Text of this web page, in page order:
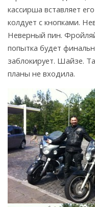
кассирша вставляет
колдует с кнопками.
Неверный пин.
попытка будет
заблокирует. Шайзе.
планы не входила.